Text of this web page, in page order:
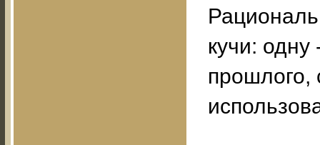
кучи: одну
прошлого,